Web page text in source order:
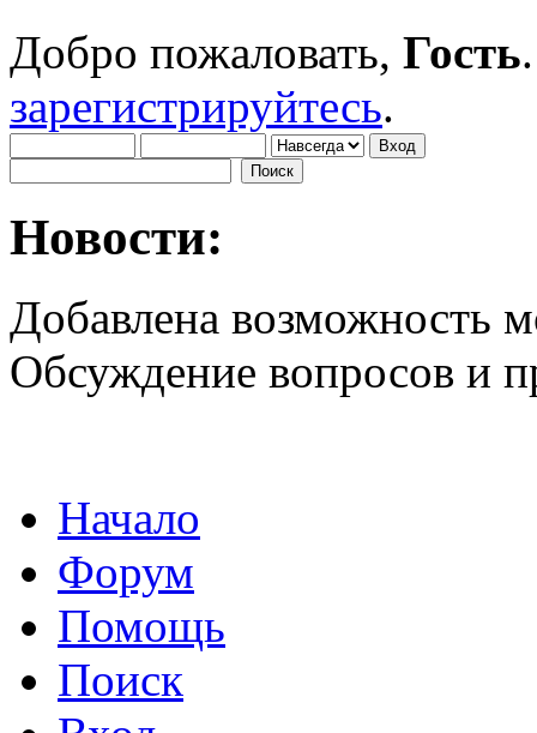
Добро пожаловать, Гость
зарегистрируйтесь.
Новости:
Добавлена возможность
Обсуждение вопросов и
Начало
Форум
Помощь
Поиск